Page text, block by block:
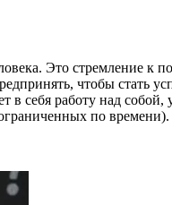
Это стремление к
чтобы стать
в себя работу над собой,
по времени).